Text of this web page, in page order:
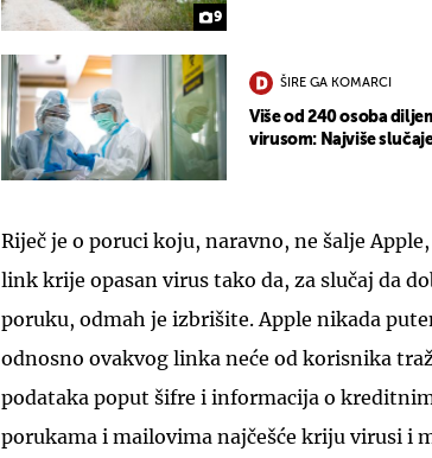
9
ŠIRE GA KOMARCI
Više od 240 osoba
virusom: Najviše
Riječ je o poruci koju, naravno, ne šalje
link krije opasan virus tako da, za slučaj da
poruku, odmah je izbrišite. Apple nikada
odnosno ovakvog linka neće od korisnika
podataka poput šifre i informacija o
porukama i mailovima najčešće kriju virusi i